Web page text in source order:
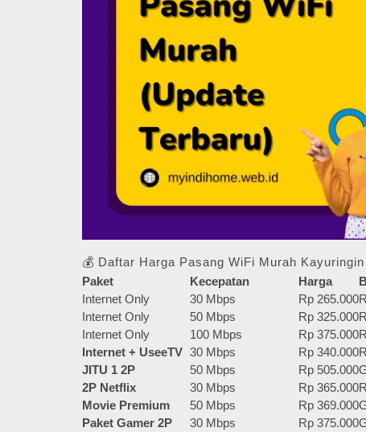
💰 Daftar Harga Pasang WiFi Murah
Paket
Kecepatan Harga
Internet Only
30 Mbps Rp 265.000
Internet Only
50 Mbps Rp 325.000
Internet Only
100 Mbps Rp 375.000
Internet + UseeTV 30 Mbps Rp 340.000
JITU 1 2P
50 Mbps Rp 505.000
2P Netflix
30 Mbps Rp 365.000
Movie Premium
50 Mbps Rp 369.000
Paket Gamer 2P
30 Mbps Rp 375.000